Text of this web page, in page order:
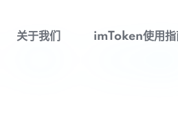
关于我们 imToken使用指